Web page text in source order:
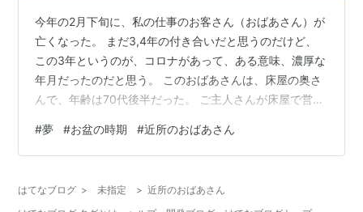
今年の2月下旬に、私の仕事のお客さん（おばあさん）が
亡くなった。 まだ3,4年の付き合いだと思うのだけど、
この3年というのが、コロナがあって、ある意味、濃厚な
年月だったのだと思う。 このおばあさんは、床屋の奥さ
んで、年齢は70代後半だった。 ご主人さんが床屋で営業
主人さんも80代で、床屋を営業していると言っても収入
は多くなかった。 普段なら年に一回程度しか会わないは
家賃支援給付金、東京都感染拡大防止協力金・・・。 ど
#夢 #お盆の時期 #近所のおばあさん
はてなブログ > 未指定 > 近所のおばあさん